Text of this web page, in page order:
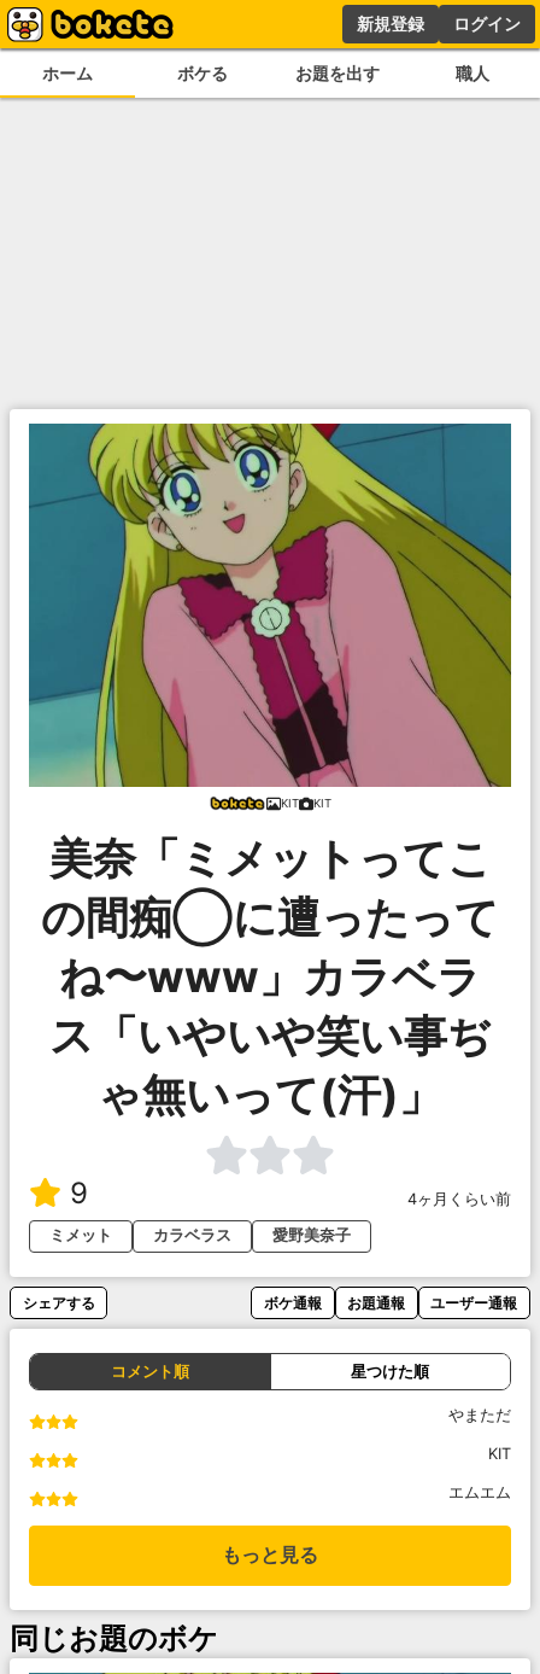
新規登録 ログイン
ホーム ボケる お題を出す 職人
KIT KIT
美奈「ミメットってこ
の間痴◯に遭ったって
ね〜www」カラベラ
ス「いやいや笑い事ぢ
ゃ無いって(汗)」
9
4ヶ月くらい前
ミメット
カラベラス 愛野美奈子
シェアする ボケ通報 お題通報 ユーザー通報
コメント順 星つけた順
やまただ
KIT
エムエム
もっと見る
同じお題のボケ